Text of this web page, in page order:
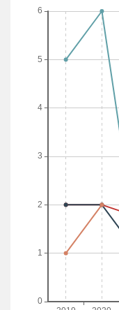
Desperdicios de
Índice mundial de
Porcentaje de
META 12.4 De aquí a 2020,
productos químicos y de
conformidad con los marcos
significativamente su
minimizar sus efectos
INDICADOR 12.4.1
multilaterales
químicos que cumplen
información como se
Partes que cumplen
de la información
desechos peligrosos
Partes que cumplen
de la información
desechos peligrosos